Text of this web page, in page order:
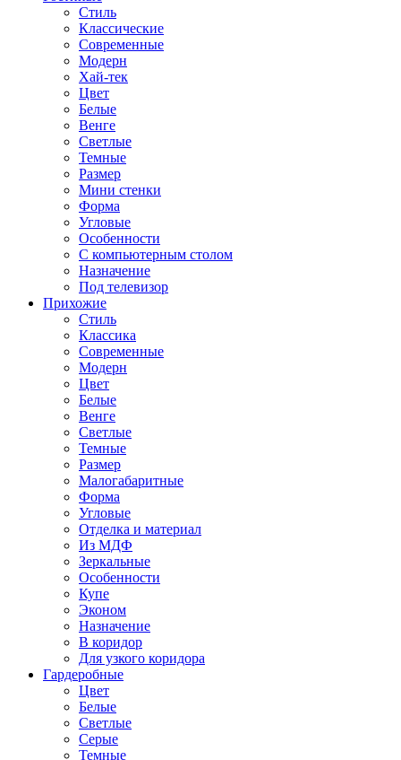
Стиль
Классические
Современные
Модерн
Хай-тек
Цвет
Белые
Венге
Светлые
Темные
Размер
Мини стенки
Форма
Угловые
Особенности
С компьютерным столом
Назначение
Под телевизор
Прихожие
Стиль
Классика
Современные
Модерн
Цвет
Белые
Венге
Светлые
Темные
Размер
Малогабаритные
Форма
Угловые
Отделка и материал
Из МДФ
Зеркальные
Особенности
Купе
Эконом
Назначение
В коридор
Для узкого коридора
Гардеробные
Цвет
Белые
Светлые
Серые
Темные